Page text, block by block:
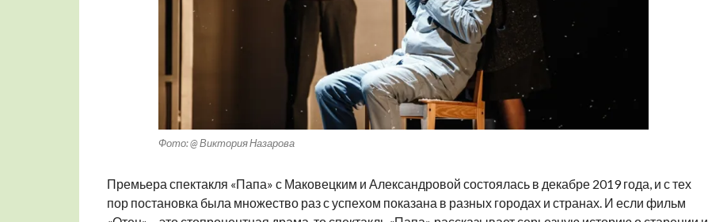
Фото: @ Виктория Назарова
Премьера спектакля «Папа» с Маковецким и Александровой состоялась в декабре 2019 года, и с тех
пор постановка была множество раз с успехом показана в разных городах и странах. И если фильм